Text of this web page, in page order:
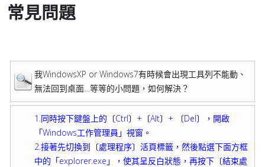
常見問題
我WindowsXP or Windows7有時候會出現工具列不能動、
無法回到桌面…等等的小問題，如何解決？
1.同時按下鍵盤上的〔Ctrl〕+〔Alt〕+ 〔Del〕，開啟
「Windows工作管理員」視窗。
2.接著先切換到〔處理程序〕活頁標籤，然後點選下面方框
中的「explorer.exe」，使其呈反白狀態，再按下〔結束處